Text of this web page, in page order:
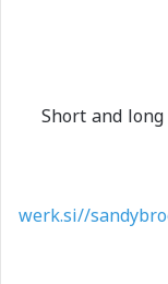
Short and
werk.si//